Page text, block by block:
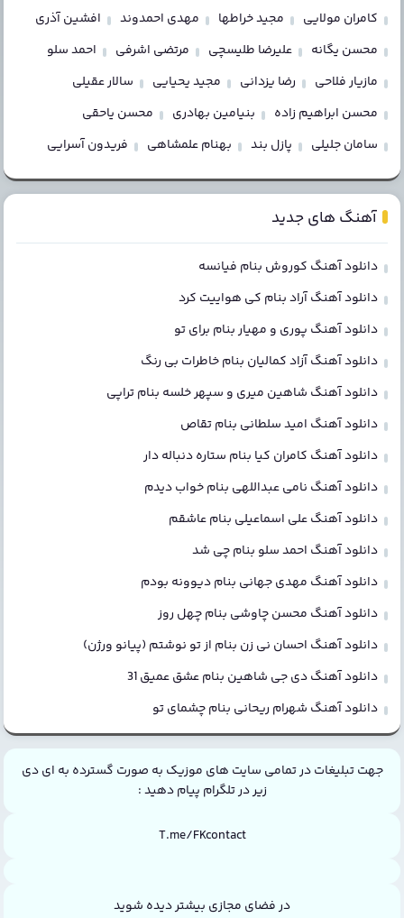
کامران مولایی
مجید خراطها مهدی احمدوند
افشین آذری
محسن یگانه
علیرضا طلیسچی مرتضی اشرفی
احمد سلو
مازیار فلاحی
رضا یزدانی مجید یحیایی
سالار عقیلی
محسن ابراهیم زاده
بنیامین بهادری
محسن یاحقی
سامان جلیلی
پازل بند بهنام علمشاهی فریدون آسرایی
آهنگ های جدید
دانلود آهنگ کوروش بنام فیانسه
دانلود آهنگ آراد بنام کی هواییت کرد
دانلود آهنگ پوری و مهیار بنام برای تو
دانلود آهنگ آزاد کمالیان بنام خاطرات بی رنگ
دانلود آهنگ شاهین میری و سپهر خلسه بنام تراپی
دانلود آهنگ امید سلطانی بنام تقاص
دانلود آهنگ کامران کیا بنام ستاره دنباله دار
دانلود آهنگ نامی عبداللهی بنام خواب دیدم
دانلود آهنگ علی اسماعیلی بنام عاشقم
دانلود آهنگ احمد سلو بنام چی شد
دانلود آهنگ مهدی جهانی بنام دیوونه بودم
دانلود آهنگ محسن چاوشی بنام چهل روز
دانلود آهنگ احسان نی زن بنام از تو نوشتم (پیانو ورژن)
دانلود آهنگ دی جی شاهین بنام عشق عمیق 31
دانلود آهنگ شهرام ریحانی بنام چشمای تو
جهت تبلیغات در تمامی سایت های موزیک به صورت گسترده به ای دی
زیر در تلگرام پیام دهید :
T.me/FKcontact
در فضای مجازی بیشتر دیده شوید